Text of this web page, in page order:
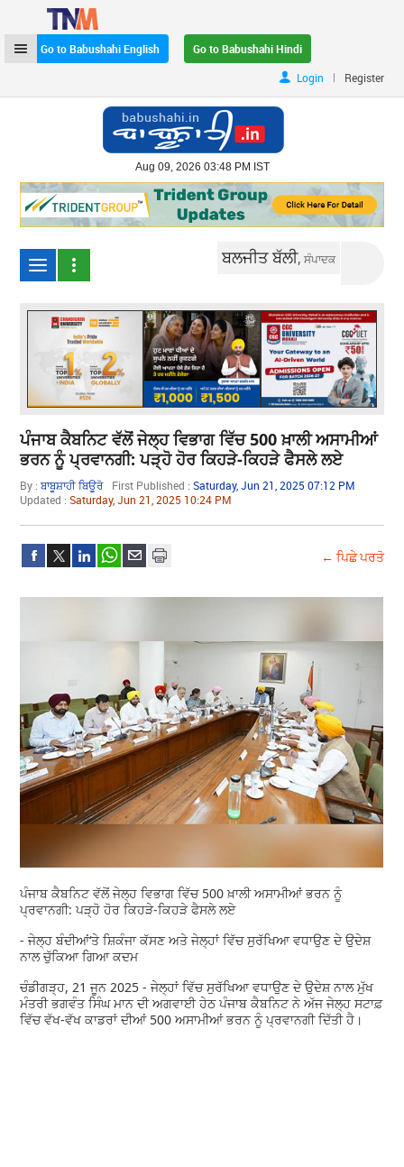
Go to Babushahi English
Go to Babushahi Hindi
Login
| Register
Aug 09, 2026 03:48 PM IST
ਬਲਜੀਤ ਬੱਲੀ,ਸੰਪਾਦਕ
ਪੰਜਾਬ ਕੈਬਨਿਟ ਵੱਲੋਂ ਜੇਲ੍ਹ ਵਿਭਾਗ ਵਿੱਚ 500 ਖ਼ਾਲੀ ਅਸਾਮੀਆਂ
ਭਰਨ ਨੂੰ ਪ੍ਰਵਾਨਗੀ: ਪੜ੍ਹੋ ਹੋਰ ਕਿਹੜੇ-ਕਿਹੜੇ ਫੈਸਲੇ ਲਏ
By :ਬਾਬੂਸ਼ਾਹੀ ਬਿਊਰੋ First Published :Saturday, Jun 21, 2025 07:12 PM
Updated :Saturday, Jun 21, 2025 10:24 PM
← ਪਿਛੇ ਪਰਤੋ
ਪੰਜਾਬ ਕੈਬਨਿਟ ਵੱਲੋਂ ਜੇਲ੍ਹ ਵਿਭਾਗ ਵਿੱਚ 500 ਖ਼ਾਲੀ ਅਸਾਮੀਆਂ ਭਰਨ ਨੂੰ
ਪ੍ਰਵਾਨਗੀ: ਪੜ੍ਹੋ ਹੋਰ ਕਿਹੜੇ-ਕਿਹੜੇ ਫੈਸਲੇ ਲਏ
- ਜੇਲ੍ਹ ਬੰਦੀਆਂ‘ਤੇ ਸ਼ਿਕੰਜਾ ਕੱਸਣ ਅਤੇ ਜੇਲ੍ਹਾਂ ਵਿੱਚ ਸੁਰੱਖਿਆ ਵਧਾਉਣ ਦੇ ਉਦੇਸ਼
ਨਾਲ ਚੁੱਕਿਆ ਗਿਆ ਕਦਮ
ਚੰਡੀਗੜ੍ਹ, 21 ਜੂਨ 2025 - ਜੇਲ੍ਹਾਂ ਵਿੱਚ ਸੁਰੱਖਿਆ ਵਧਾਉਣ ਦੇ ਉਦੇਸ਼ ਨਾਲ ਮੁੱਖ
ਮੰਤਰੀ ਭਗਵੰਤ ਸਿੰਘ ਮਾਨ ਦੀ ਅਗਵਾਈ ਹੇਠ ਪੰਜਾਬ ਕੈਬਨਿਟ ਨੇ ਅੱਜ ਜੇਲ੍ਹ ਸਟਾਫ਼
ਵਿੱਚ ਵੱਖ-ਵੱਖ ਕਾਡਰਾਂ ਦੀਆਂ 500 ਅਸਾਮੀਆਂ ਭਰਨ ਨੂੰ ਪ੍ਰਵਾਨਗੀ ਦਿੱਤੀ ਹੈ।